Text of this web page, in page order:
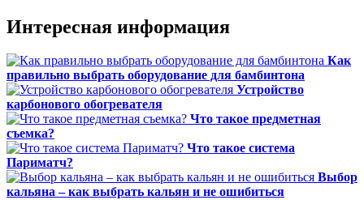
Интересная информация
Как
правильно выбрать оборудование для бамбинтона
Устройство
карбонового обогревателя
Что такое предметная
съемка?
Что такое система
Париматч?
Выбор
кальяна – как выбрать кальян и не ошибиться